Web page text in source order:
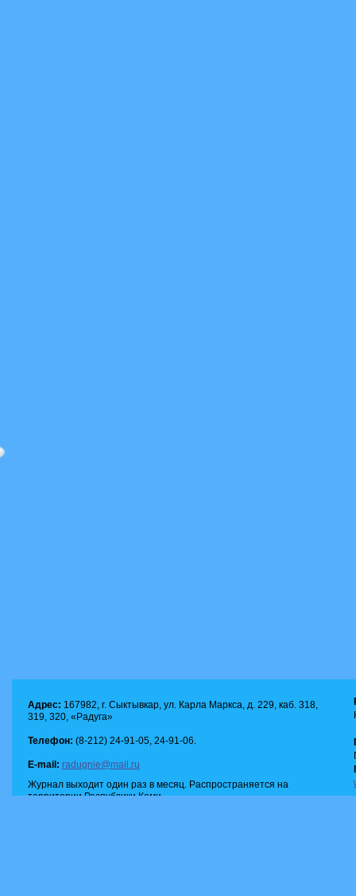
Адрес: 167982, г. Сыктывкар, ул. Карла Маркса, д. 229, каб. 318,
319, 320, «Радуга»
Телефон: (8-212) 24-91-05, 24-91-06.
E-mail: radugnie@mail.ru
Журнал выходит один раз в месяц. Распространяется на
территории Республики Коми.